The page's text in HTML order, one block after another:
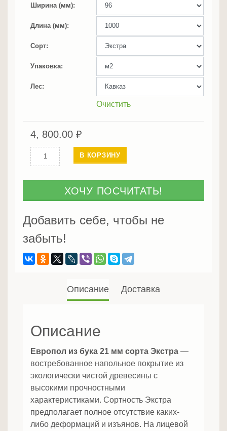
Ширина (мм)
Длина (мм)
Сорт
Упаковка
Лес
Очистить
4, 800.00 ₽
Количество
Европол
21
сорт
Экстра
В КОРЗИНУ
ХОЧУ ПОСЧИТАТЬ!
Добавить себе, чтобы не
забыть!
Описание Доставка
Описание
Европол из бука 21 мм сорта Экстра —
востребованное напольное покрытие из
экологически чистой древесины с
высокими прочностными
характеристиками. Сортность Экстра
предполагает полное отсутствие каких-
либо деформаций и изъянов. На лицевой